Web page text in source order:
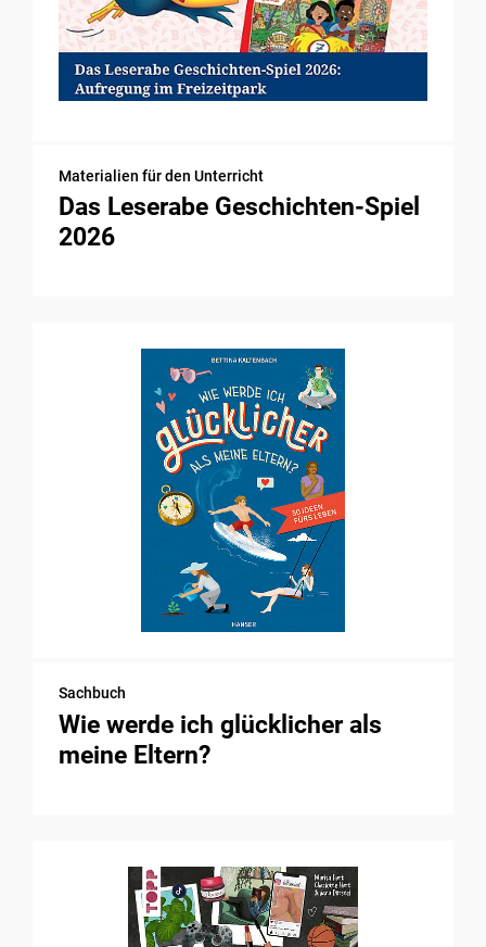
Materialien für den Unterricht
Das Leserabe Geschichten-Spiel
2026
Sachbuch
Wie werde ich glücklicher als
meine Eltern?